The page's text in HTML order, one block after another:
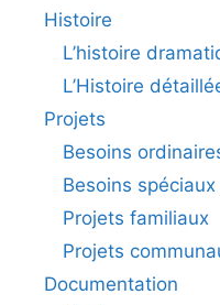
Histoire
L’histoire
L’Histoire
Projets
Besoins
Besoins spéciaux
Projets familiaux
Projets
Documentation